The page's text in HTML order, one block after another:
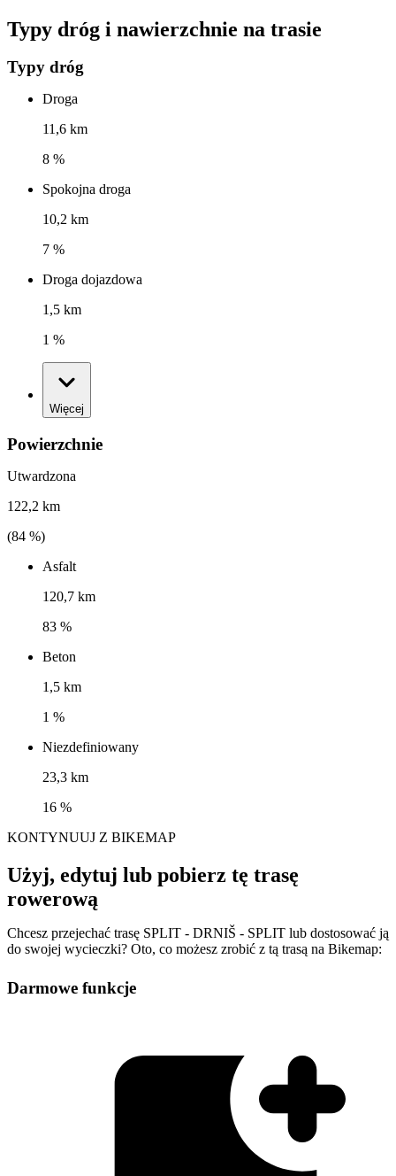
Typy dróg i nawierzchnie na trasie
Typy dróg
Droga
11,6 km
8 %
Spokojna droga
10,2 km
7 %
Droga dojazdowa
1,5 km
1 %
Więcej
Powierzchnie
Utwardzona
122,2 km
(84 %)
Asfalt
120,7 km
83 %
Beton
1,5 km
1 %
Niezdefiniowany
23,3 km
16 %
KONTYNUUJ Z BIKEMAP
Użyj, edytuj lub pobierz tę trasę
rowerową
Chcesz przejechać trasę SPLIT - DRNIŠ - SPLIT lub dostosować ją
do swojej wycieczki? Oto, co możesz zrobić z tą trasą na Bikemap:
Darmowe funkcje